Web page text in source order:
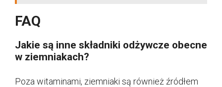
FAQ
Jakie są inne składniki odżywcze obecne
w ziemniakach?
Poza witaminami, ziemniaki są również źródłem